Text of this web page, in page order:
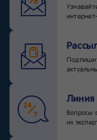
Линия
Вопросы
их